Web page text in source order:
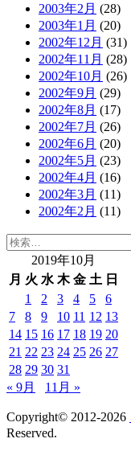
2003年2月 (28)
2003年1月 (20)
2002年12月 (31)
2002年11月 (28)
2002年10月 (26)
2002年9月 (29)
2002年8月 (17)
2002年7月 (26)
2002年6月 (20)
2002年5月 (23)
2002年4月 (16)
2002年3月 (11)
2002年2月 (11)
検
2019年10月
月 火 水 木 金 土 日
1
2 3 4 5
6
7
8 9 10 11 12 13
14 15 16 17 18 19 20
21 22 23 24 25 26 27
28 29 30 31
« 9月
11月 »
Copyright© 2012-2026
Reserved.